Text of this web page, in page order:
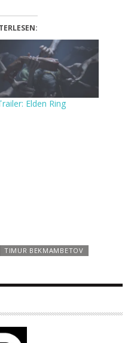
Elden Ring
TIMUR BEKMAMBETOV